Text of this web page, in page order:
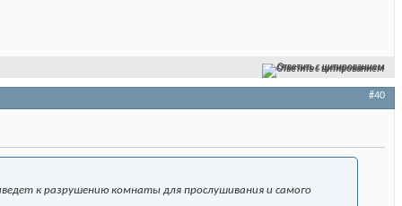
Ответить с цитированием
#40
к разрушению комнаты для прослушивания и самого